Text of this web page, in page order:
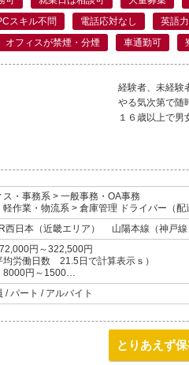
スキル不問 電話応対なし 英語
オフィスが禁煙・分煙 車通勤可
経験者、未経験
やる気次第で随
１６歳以上で男
ス・事務系 > 一般事務・OA事務
軽作業・物流系 > 倉庫管理 ドライバー（
西日本（近畿エリア） 山陽本線（神戸線
円～322,500円
均労働日数 21.5日で計算表示ｓ）
円～1500…
/ パート / アルバイト
とりあえず